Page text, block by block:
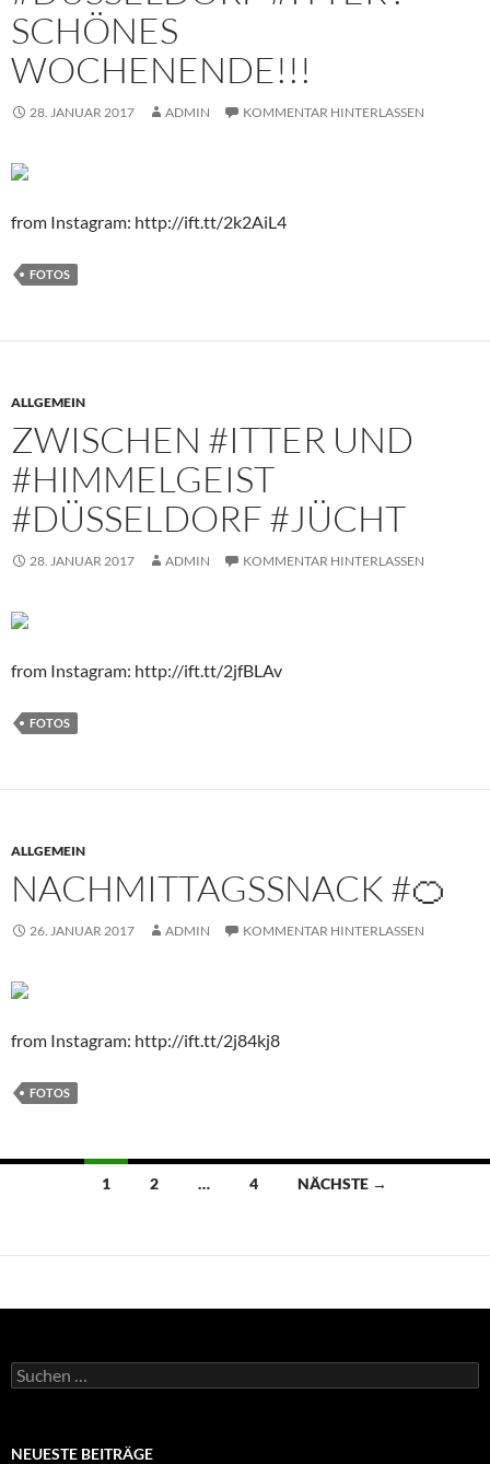
SCHÖNES
WOCHENENDE!!!
28. JANUAR 2017 ADMIN KOMMENTAR HINTERLASSEN
from Instagram: http://ift.tt/2k2AiL4
FOTOS
ALLGEMEIN
ZWISCHEN #ITTER UND
#HIMMELGEIST
#DÜSSELDORF #JÜCHT
28. JANUAR 2017 ADMIN KOMMENTAR HINTERLASSEN
from Instagram: http://ift.tt/2jfBLAv
FOTOS
ALLGEMEIN
NACHMITTAGSSNACK #🍊
26. JANUAR 2017 ADMIN KOMMENTAR HINTERLASSEN
from Instagram: http://ift.tt/2j84kj8
FOTOS
Beitragsnavigation
1 2 … 4 NÄCHSTE →
Suchen
nach:
NEUESTE BEITRÄGE